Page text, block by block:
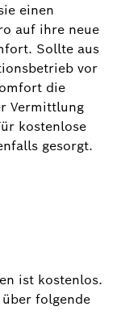
einen
auf ihre neue
Sollte aus
vor
die
Vermittlung
kostenlose
gesorgt.
ist kostenlos.
folgende